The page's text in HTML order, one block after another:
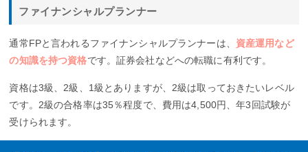
ファイナンシャルプランナー
通常FPと言われるファイナンシャルプランナーは、 資産運用など
の知識を持つ資格です。証券会社などへの転職に有利です。
資格は3級、2級、1級とありますが、2級は取っておきたいレベル
です。2級の合格率は35％程度で、費用は4,500円、年3回試験が
受けられます。